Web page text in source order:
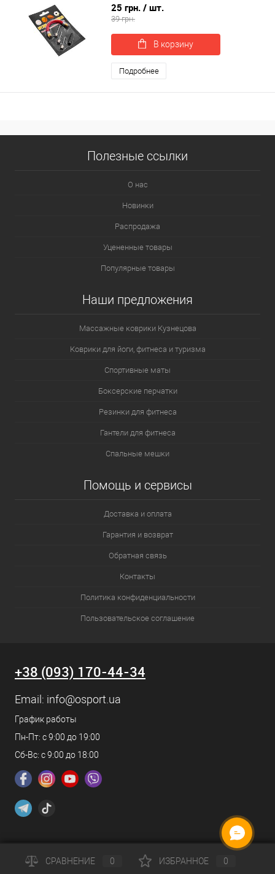
шланг OSPORT (MS 1784)
25 грн. / шт.
39 грн.
В корзину
Подробнее
Полезные ссылки
О нас
Новинки
Распродажа
Уцененные товары
Популярные товары
Наши предложения
Массажные коврики Кузнецова
Коврики для йоги, фитнеса и туризма
Спортивные маты
Боксерские перчатки
Резинки для фитнеса
Гантели для фитнеса
Спальные мешки
Помощь и сервисы
Доставка и оплата
Гарантия и возврат
Обратная связь
Контакты
Политика конфиденциальности
Пользовательское соглашение
+38 (093) 170-44-34
Email: info@osport.ua
График работы
Пн-Пт: с 9:00 до 19:00
Сб-Вс: с 9:00 до 18:00
СРАВНЕНИЕ 0 ИЗБРАННОЕ 0